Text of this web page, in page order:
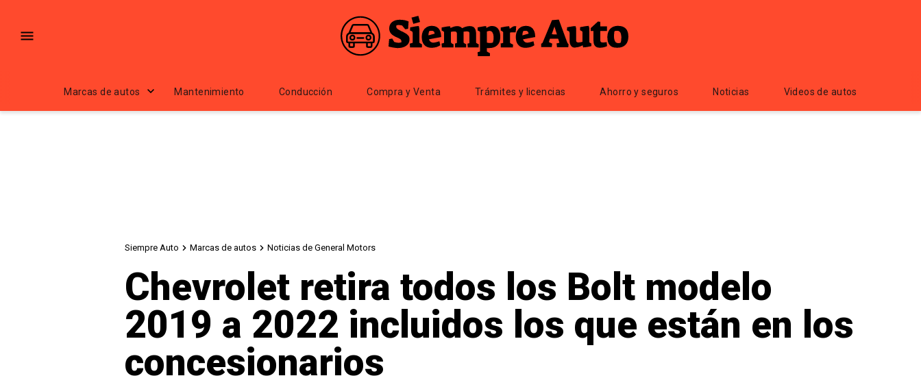
Marcas de autos Mantenimiento Conducción Compra y Venta Trámites y licencias Ahorro y seguros Noticias Videos de autos
Siempre Auto Marcas de autos Noticias de General Motors
Chevrolet retira todos los Bolt modelo
2019 a 2022 incluidos los que están en los
concesionarios